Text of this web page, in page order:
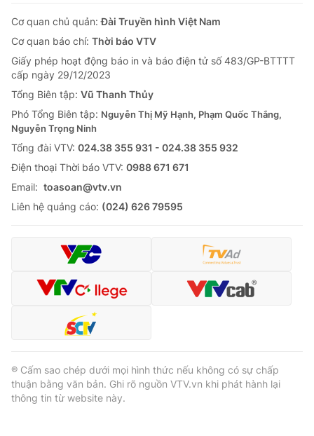
Cơ quan chủ quản:Đài Truyền hình Việt Nam
Cơ quan báo chí: Thời báo VTV
Giấy phép hoạt động báo in và báo điện tử số 483/GP-BTTTT
cấp ngày 29/12/2023
Tổng Biên tập: Vũ Thanh Thủy
Phó Tổng Biên tập: Nguyễn Thị Mỹ Hạnh, Phạm Quốc Thắng,
Nguyễn Trọng Ninh
Tổng đài VTV: 024.38 355 931 - 024.38 355 932
Ðiện thoại Thời báo VTV: 0988 671 671
Email: toasoan@vtv.vn
Liên hệ quảng cáo: (024) 626 79595
® Cấm sao chép dưới mọi hình thức nếu không có sự chấp
thuận bằng văn bản. Ghi rõ nguồn VTV.vn khi phát hành lại
thông tin từ website này.